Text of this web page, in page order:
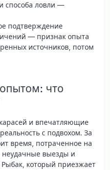
способа ловли —
подтверждение
— признак опыта
источников, потом
что
и впечатляющие
с подвохом. За
время, потраченное на
неудачные выезды и
который приезжает